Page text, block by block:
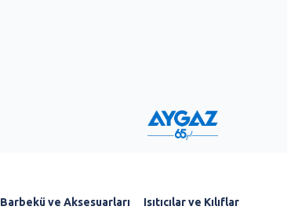
Barbekü ve Aksesuarları Isıtıcılar ve Kılıflar